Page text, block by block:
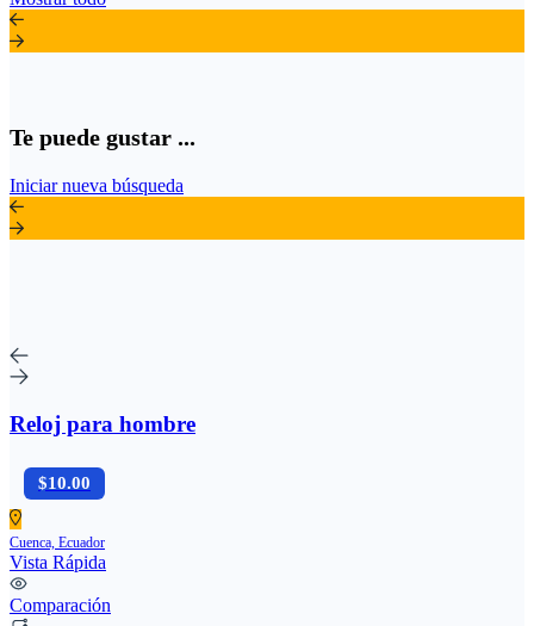
Te puede gustar ...
Iniciar nueva búsqueda
Reloj para hombre
$10.00
Cuenca, Ecuador
Vista Rápida
Comparación